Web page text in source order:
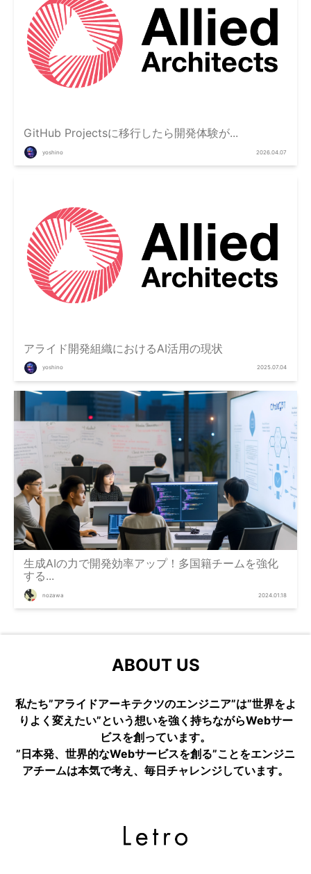
GitHub Projectsに移行したら開発体験が...
yoshino 2026.04.07
アライド開発組織におけるAI活用の現状
yoshino 2025.07.04
生成AIの力で開発効率アップ！多国籍チームを強化
する...
nozawa 2024.01.18
ABOUT US
私たち”アライドアーキテクツのエンジニア”は”世界をよ
りよく変えたい”という想いを強く持ちながらWebサー
ビスを創っています。
”日本発、世界的なWebサービスを創る”ことをエンジニ
アチームは本気で考え、毎日チャレンジしています。